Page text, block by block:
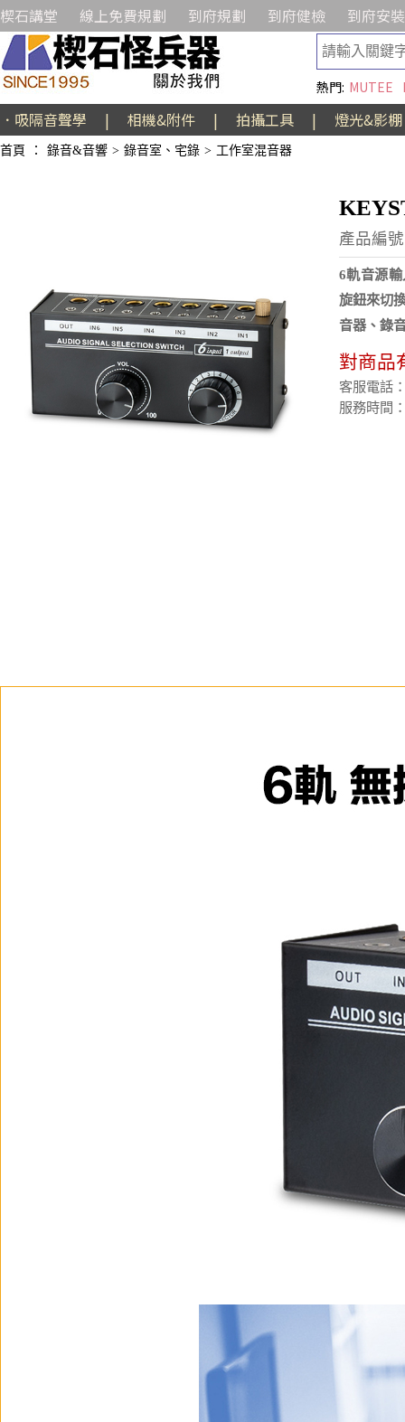
楔石講堂 線上免費規劃 到府規劃 到府健檢 到府安裝
熱門: MUTEE
．吸隔音聲學 | 相機&附件 | 拍攝工具 | 燈光&影棚
首頁 ： 錄音&音響 > 錄音室、宅錄 > 工作室混音器
產品編
6軌音源
旋鈕來切
音器、錄
對商品
客服電話
服務時間